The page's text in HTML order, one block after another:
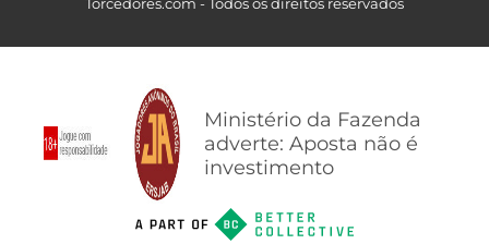
Ministério da Fazenda
adverte: Aposta não é
investimento